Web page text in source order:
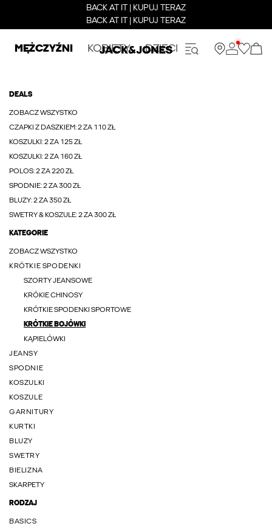
BACK AT IT | KUPUJ TERAZ
BACK AT IT | KUPUJ TERAZ
MĘŻCZYŹNI KOBIETY DZIECI
DEALS
ZOBACZ WSZYSTKO
CZAPKI Z DASZKIEM: 2 ZA 110 ZŁ
KOSZULKI: 2 ZA 125 ZŁ
KOSZULKI: 2 ZA 160 ZŁ
POLOS: 2 ZA 220 ZŁ
SPODNIE: 2 ZA 300 ZŁ
BLUZY: 2 ZA 350 ZŁ
SWETRY & KOSZULE: 2 ZA 300 ZŁ
KATEGORIE
ZOBACZ WSZYSTKO
KRÓTKIE SPODENKI
SZORTY JEANSOWE
KRÓKIE CHINOSY
KRÓTKIE SPODENKI SPORTOWE
KRÓTKIE BOJÓWKI
KĄPIELÓWKI
JEANSY
SPODNIE
KOSZULKI
KOSZULE
GARNITURY
KURTKI
BLUZY
SWETRY
BIELIZNA
SKARPETY
RODZAJ
BASICS